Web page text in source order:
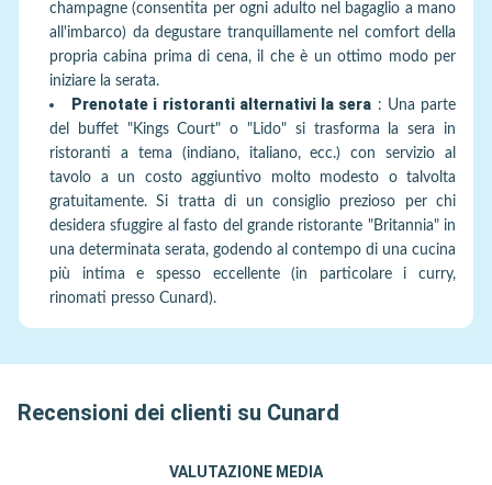
champagne (consentita per ogni adulto nel bagaglio a mano
all'imbarco) da degustare tranquillamente nel comfort della
propria cabina prima di cena, il che è un ottimo modo per
iniziare la serata.
Prenotate i ristoranti alternativi la sera : Una parte
del buffet "Kings Court" o "Lido" si trasforma la sera in
ristoranti a tema (indiano, italiano, ecc.) con servizio al
tavolo a un costo aggiuntivo molto modesto o talvolta
gratuitamente. Si tratta di un consiglio prezioso per chi
desidera sfuggire al fasto del grande ristorante "Britannia" in
una determinata serata, godendo al contempo di una cucina
più intima e spesso eccellente (in particolare i curry,
rinomati presso Cunard).
Recensioni dei clienti su Cunard
VALUTAZIONE MEDIA